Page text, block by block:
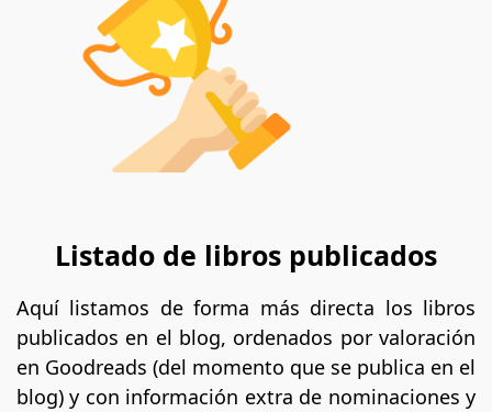
Listado de libros publicados
Aquí listamos de forma más directa los libros
publicados en el blog, ordenados por valoración
en Goodreads (del momento que se publica en el
blog) y con información extra de nominaciones y